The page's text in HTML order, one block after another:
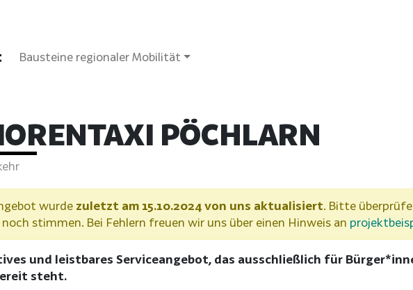
Bausteine regionaler Mobilität
PÖCHLARN
wurde zuletzt am 15.10.2024 von uns aktualisiert. Bitte
noch stimmen. Bei Fehlern freuen wir uns über einen Hinweis an
und leistbares Serviceangebot, das ausschließlich für
steht.